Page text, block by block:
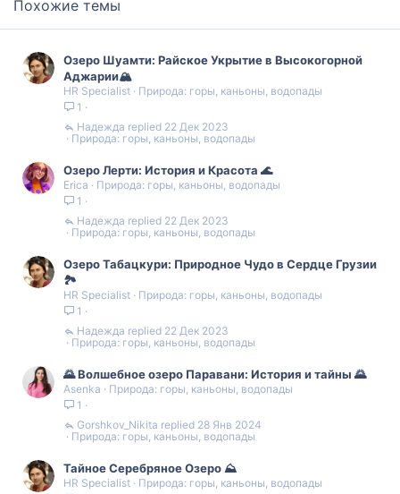
Похожие темы
Озеро Шуамти: Райское Укрытие в Высокогорной
Аджарии🏔
HR Specialist
Природа: горы, каньоны, водопады
1
Природа: горы, каньоны, водопады
22 Дек 2023
Надежда
Озеро Лерти: История и Красота 🌊
Erica
Природа: горы, каньоны, водопады
1
Природа: горы, каньоны, водопады
22 Дек 2023
Надежда
Озеро Табацкури: Природное Чудо в Сердце Грузии
🏞️
HR Specialist
Природа: горы, каньоны, водопады
1
Природа: горы, каньоны, водопады
22 Дек 2023
Надежда
🌄 Волшебное озеро Паравани: История и тайны 🌄
Asenka
Природа: горы, каньоны, водопады
1
Природа: горы, каньоны, водопады
28 Янв 2024
Gorshkov_Nikita
Тайное Серебряное Озеро ⛰️
HR Specialist
Природа: горы, каньоны, водопады